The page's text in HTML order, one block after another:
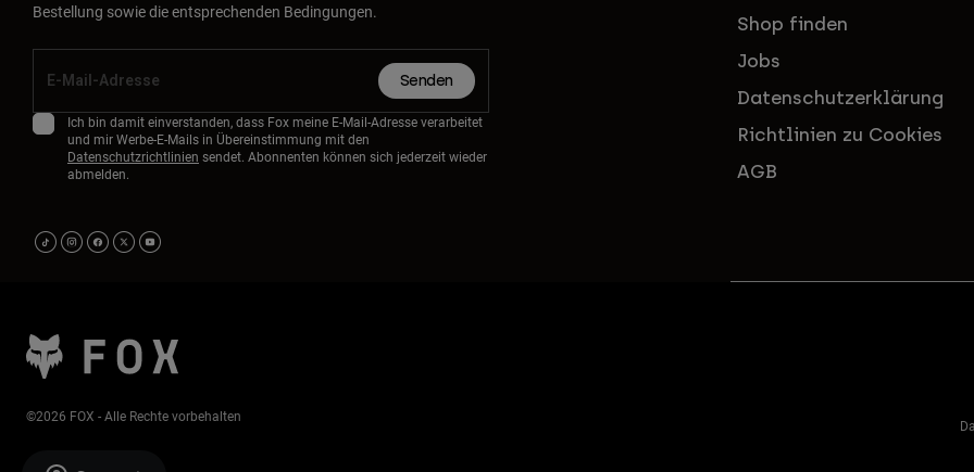
Bestellung sowie die entsprechenden Bedingungen.
Senden
Ich bin damit einverstanden, dass Fox meine E-Mail-Adresse verarbeitet
und mir Werbe-E-Mails in Übereinstimmung mit den
Datenschutzrichtlinien sendet. Abonnenten können sich jederzeit wieder
abmelden.
Shop finden
Jobs
Datenschutzerklärung
Richtlinien zu Cookies
AGB
©2026 FOX - Alle Rechte vorbehalten